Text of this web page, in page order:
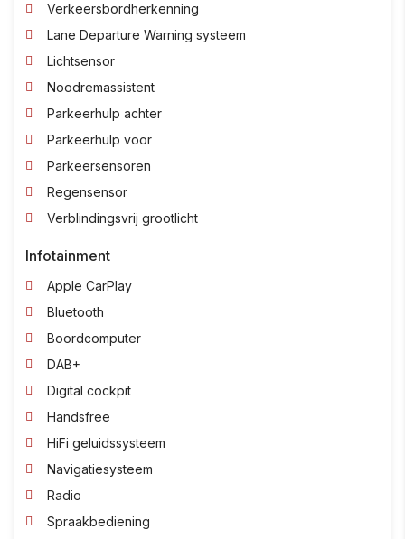
Verkeersbordherkenning
Lane Departure Warning systeem
Lichtsensor
Noodremassistent
Parkeerhulp achter
Parkeerhulp voor
Parkeersensoren
Regensensor
Verblindingsvrij grootlicht
Infotainment
Apple CarPlay
Bluetooth
Boordcomputer
DAB+
Digital cockpit
Handsfree
HiFi geluidssysteem
Navigatiesysteem
Radio
Spraakbediening